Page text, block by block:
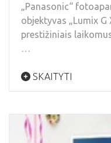
„Panasonic“
objektyvas „Lumix G
prestižiniais
…
SKAITYTI